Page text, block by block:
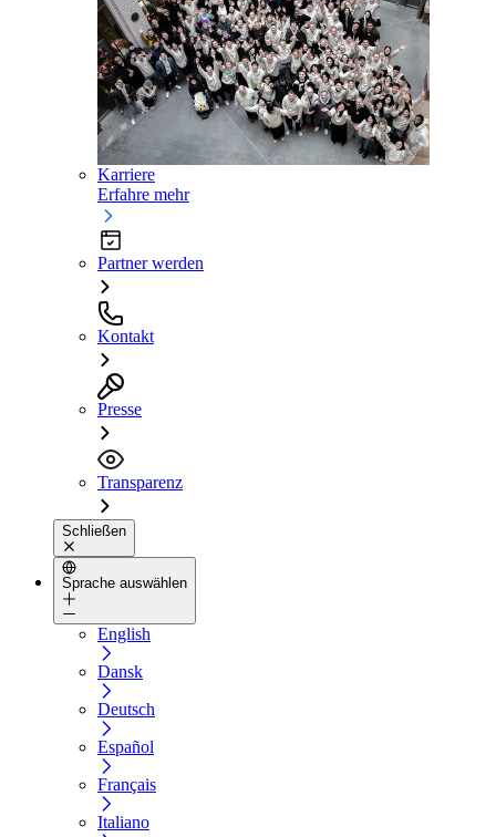
Karriere
Erfahre mehr
Partner werden
Kontakt
Presse
Transparenz
Schließen
Sprache auswählen
English
Dansk
Deutsch
Español
Français
Italiano